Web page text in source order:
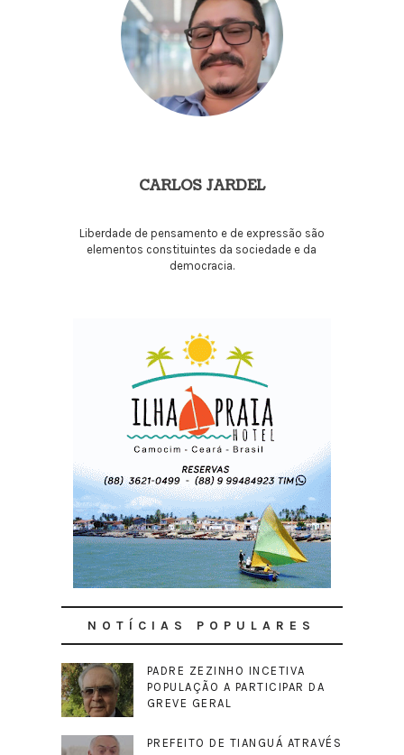
CARLOS JARDEL
Liberdade de pensamento e de expressão são
elementos constituintes da sociedade e da
democracia.
NOTÍCIAS POPULARES
PADRE ZEZINHO INCETIVA
POPULAÇÃO A PARTICIPAR DA
GREVE GERAL
PREFEITO DE TIANGUÁ ATRAVÉS